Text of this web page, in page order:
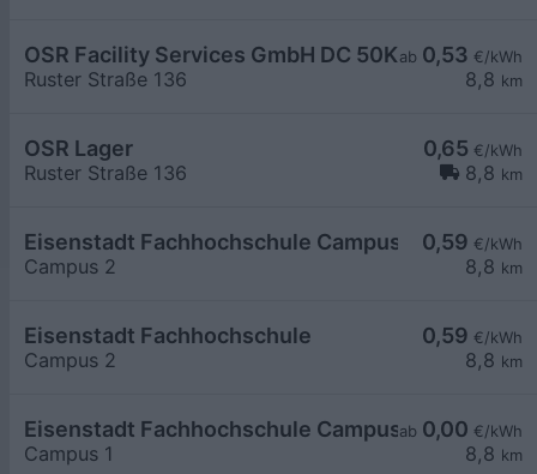
ab 0,53 €/kWh
8,8 km
OSR Facility Services GmbH DC 50KW
Ruster Straße 136
0,65 €/kWh
8,8 km
OSR Lager
Ruster Straße 136
0,59 €/kWh
8,8 km
Eisenstadt Fachhochschule Campus2
Campus 2
0,59 €/kWh
8,8 km
Eisenstadt Fachhochschule
Campus 2
ab 0,00 €/kWh
8,8 km
Eisenstadt Fachhochschule Campus 1
Campus 1